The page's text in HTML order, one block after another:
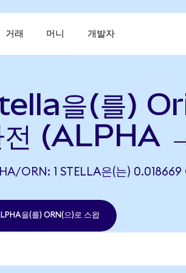
거래 머니 개발자
을(를)
전 (ALPHA
ORN: 1 STELLA은(는)
을(를) ORN(으)로 스왑